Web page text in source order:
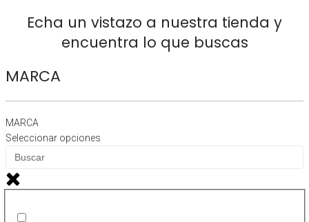
Echa un vistazo a nuestra tienda y
encuentra lo que buscas
MARCA
MARCA
Seleccionar opciones